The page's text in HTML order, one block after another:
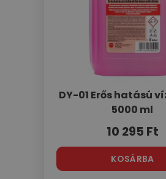
DY-01 Erős hatású
5000 ml
10 295 Ft
KOSÁRBA